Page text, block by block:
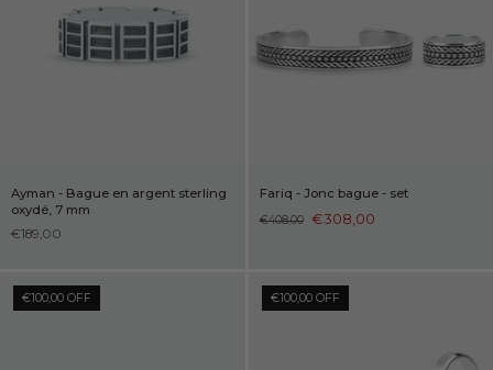
Ayman - Bague en argent sterling
oxydé, 7 mm
€189,00
Fariq - Jonc bague - set
€408,00 €308,00
€100,00 OFF €100,00 OFF